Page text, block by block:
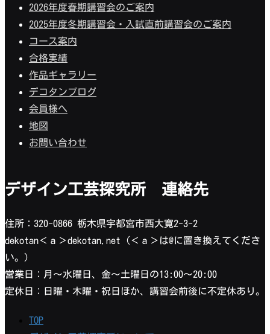
2026年度春期講習会のご案内
2025年度冬期講習会・入試直前講習会のご案内
コース案内
合格実績
作品ギャラリー
デコタンブログ
会員様へ
地図
お問い合わせ
デザイン工芸探究所 連絡先
住所：320-0866 栃木県宇都宮市西大寛2-3-2
dekotan＜ａ＞dekotan.net（＜ａ＞は@に置き換えてくださ
い。）
営業日：月〜水曜日、金〜土曜日の13:00〜20:00
定休日：日曜・木曜・祝日ほか、講習会前後に不定休あり。
TOP